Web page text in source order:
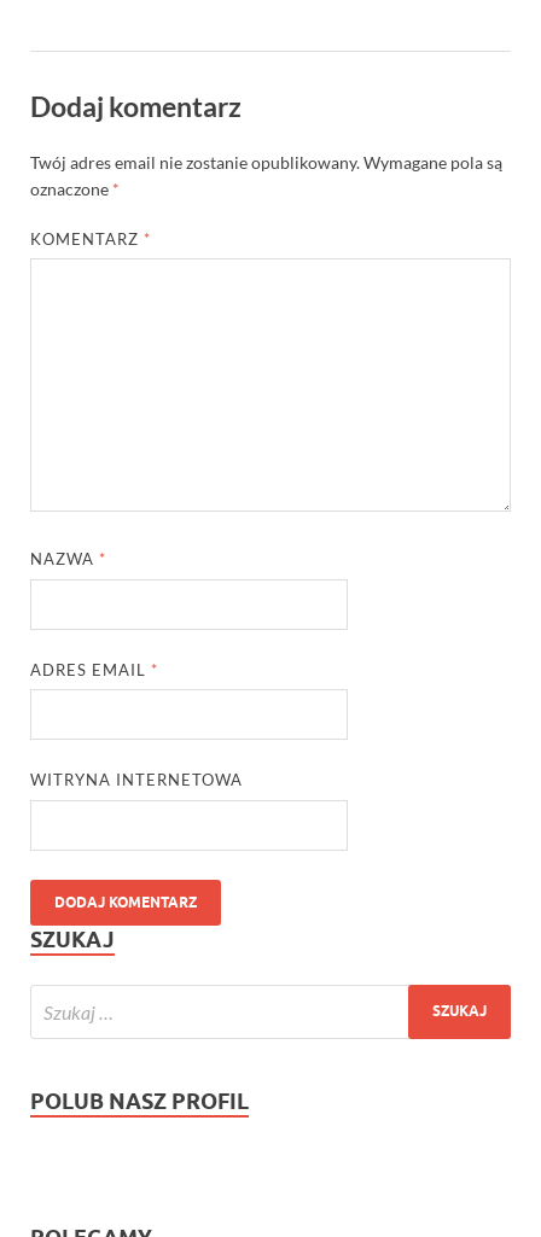
Dodaj komentarz
Twój adres email nie zostanie opublikowany.Wymagane pola są
oznaczone *
KOMENTARZ *
NAZWA *
ADRES EMAIL *
WITRYNA INTERNETOWA
SZUKAJ
POLUB NASZ PROFIL